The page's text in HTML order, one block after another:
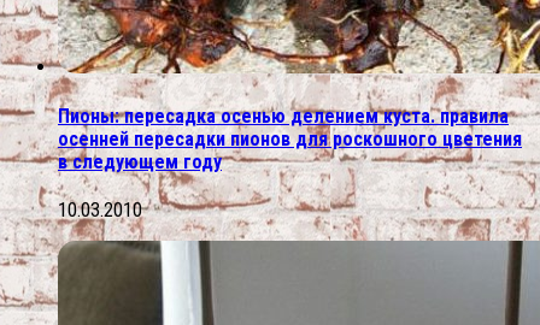
Пионы: пересадка осенью делением куста. правила
осенней пересадки пионов для роскошного цветения
в следующем году
10.03.2010